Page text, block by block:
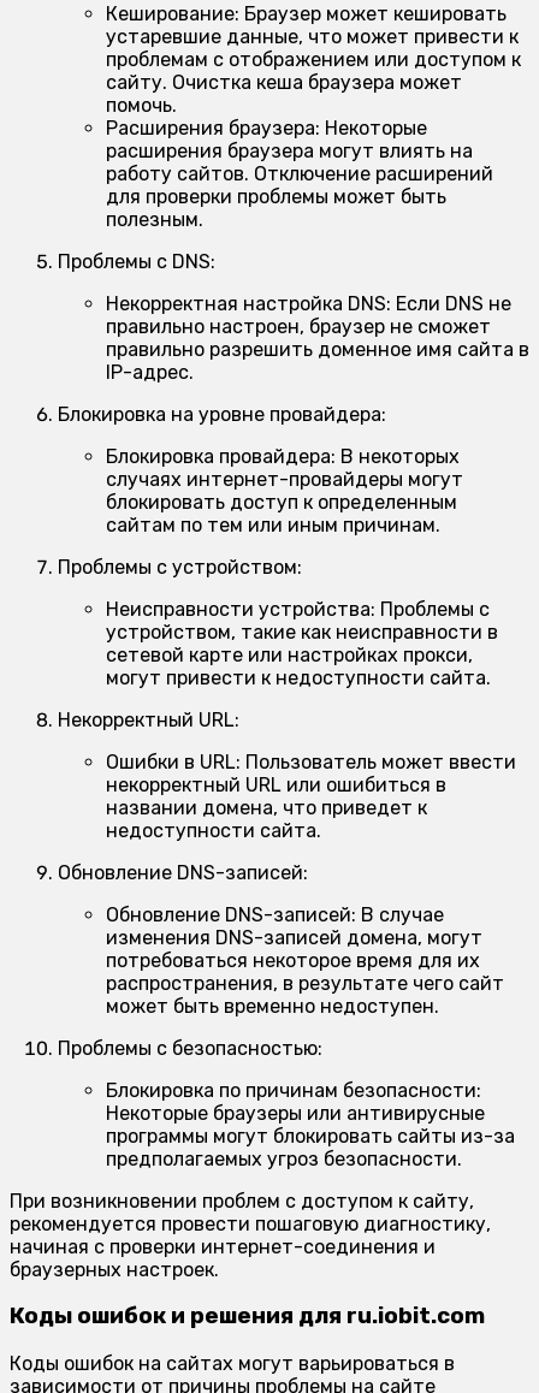
Кеширование: Браузер может кешировать
устаревшие данные, что может привести к
проблемам с отображением или доступом к
сайту. Очистка кеша браузера может
помочь.
Расширения браузера: Некоторые
расширения браузера могут влиять на
работу сайтов. Отключение расширений
для проверки проблемы может быть
полезным.
Проблемы с DNS:
Некорректная настройка DNS: Если DNS не
правильно настроен, браузер не сможет
правильно разрешить доменное имя сайта в
IP-адрес.
Блокировка на уровне провайдера:
Блокировка провайдера: В некоторых
случаях интернет-провайдеры могут
блокировать доступ к определенным
сайтам по тем или иным причинам.
Проблемы с устройством:
Неисправности устройства: Проблемы с
устройством, такие как неисправности в
сетевой карте или настройках прокси,
могут привести к недоступности сайта.
Некорректный URL:
Ошибки в URL: Пользователь может ввести
некорректный URL или ошибиться в
названии домена, что приведет к
недоступности сайта.
Обновление DNS-записей:
Обновление DNS-записей: В случае
изменения DNS-записей домена, могут
потребоваться некоторое время для их
распространения, в результате чего сайт
может быть временно недоступен.
Проблемы с безопасностью:
Блокировка по причинам безопасности:
Некоторые браузеры или антивирусные
программы могут блокировать сайты из-за
предполагаемых угроз безопасности.
При возникновении проблем с доступом к сайту,
рекомендуется провести пошаговую диагностику,
начиная с проверки интернет-соединения и
браузерных настроек.
Коды ошибок и решения для ru.iobit.com
Коды ошибок на сайтах могут варьироваться в
зависимости от причины проблемы на сайте